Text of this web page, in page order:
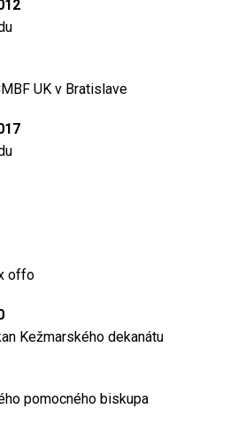
UK v Bratislave
offo
Kežmarského dekanátu
pomocného biskupa